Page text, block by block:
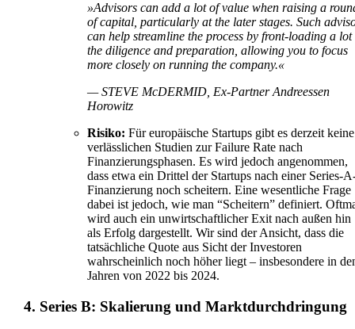
»Advisors can add a lot of value when raising a
of capital, particularly at the later stages. Such
can help streamline the process by front-loading a lot
the diligence and preparation, allowing you to focus
more closely on running the company.«
— STEVE McDERMID, Ex-Partner Andreessen
Horowitz
Risiko: Für europäische Startups gibt es derzeit keine
verlässlichen Studien zur Failure Rate nach
Finanzierungsphasen. Es wird jedoch angenommen,
dass etwa ein Drittel der Startups nach einer Series-
Finanzierung noch scheitern. Eine wesentliche Frage
dabei ist jedoch, wie man “Scheitern” definiert.
wird auch ein unwirtschaftlicher Exit nach außen hin
als Erfolg dargestellt. Wir sind der Ansicht, dass die
tatsächliche Quote aus Sicht der Investoren
wahrscheinlich noch höher liegt – insbesondere in
Jahren von 2022 bis 2024.
4. Series B: Skalierung und Marktdurchdringung